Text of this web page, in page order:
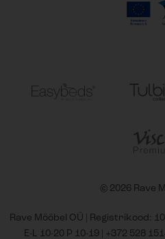
© 2026 Rave
Rave Mööbel OÜ | Registrikood:
E-L 10-20 P 10-19 | +372 528